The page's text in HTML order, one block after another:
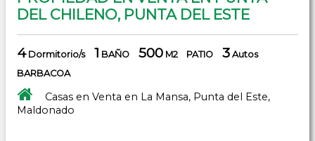
DEL CHILENO, PUNTA DEL ESTE
4Dormitorio/s 1 BAÑO 500M2 PATIO 3 Autos
BARBACOA
Casas en Venta en La Mansa, Punta del Este,
Maldonado